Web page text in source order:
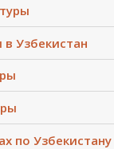
Узбекистан
по Узбекистану